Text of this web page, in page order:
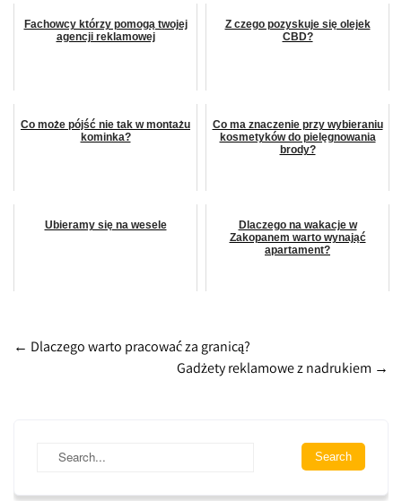
Fachowcy którzy pomogą twojej
agencji reklamowej
Z czego pozyskuje się olejek
CBD?
Co może pójść nie tak w montażu
kominka?
Co ma znaczenie przy wybieraniu
kosmetyków do pielęgnowania
brody?
Ubieramy się na wesele
Dlaczego na wakacje w
Zakopanem warto wynająć
apartament?
Post
← Dlaczego warto pracować za granicą?
Gadżety reklamowe z nadrukiem →